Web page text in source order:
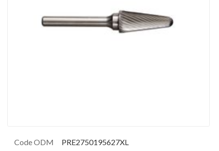
Code ODM
PRE2750195627XL